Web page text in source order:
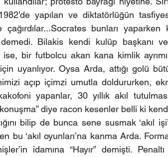
yapılan ve diktatörlüğün
çağırdılar...Socrates bunları
demedi. Bilakis kendi kulüp başkanı
bir futbolcu akan kana kimlik
uyarılıyor. Oysa Arda, attığı golü
açıp içimzi umutla doldururken,
yapanlar, 30 yıllık akıl
diye racon kesenler belli ki
bilip de bunca sene susmak ‘akıl
bu ‘akıl oyunları’na kanma Arda.
idamına “Hayır” demişti.